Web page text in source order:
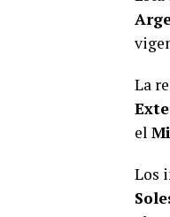
La
el
Los